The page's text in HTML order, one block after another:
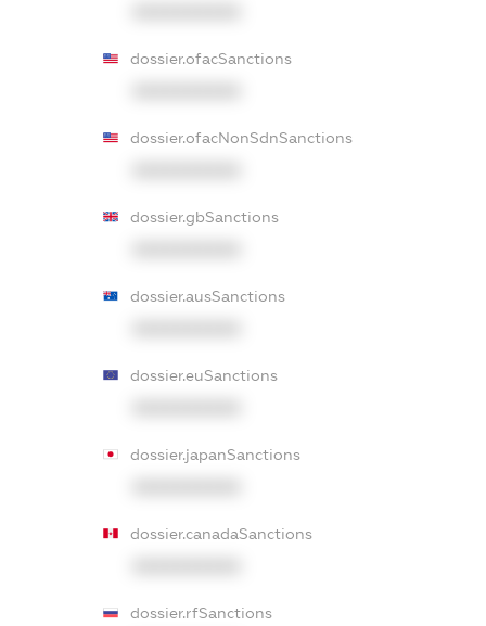
dossier.ofacSanctions
dossier.ofacNonSdnSanctions
dossier.gbSanctions
dossier.ausSanctions
dossier.euSanctions
dossier.japanSanctions
dossier.canadaSanctions
dossier.rfSanctions